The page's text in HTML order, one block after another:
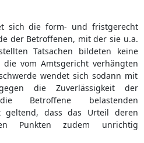
sich die form- und fristgerecht
der Betroffenen, mit der sie u.a.
Tatsachen bildeten keine
vom Amtsgericht verhängten
wendet sich sodann mit
die Zuverlässigkeit der
Betroffene belastenden
geltend, dass das Urteil deren
Punkten zudem unrichtig